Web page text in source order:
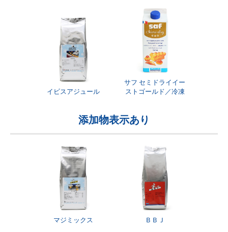
イビスアジュール
サフ セミドライイー
ストゴールド／冷凍
添加物表示あり
マジミックス ＢＢＪ